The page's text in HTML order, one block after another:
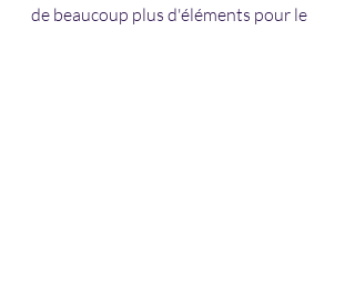
de beaucoup plus d'éléments pour le